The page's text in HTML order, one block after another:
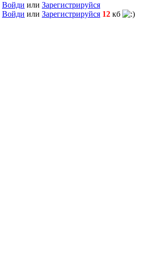
Войди или Зарегистрируйся
Войди или Зарегистрируйся 12 кб